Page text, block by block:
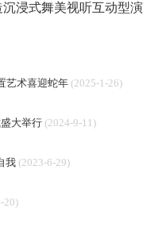
浸式舞美视听互动型演
艺术喜迎蛇年 (2025-1-26)
大举行 (2024-9-11)
我 (2023-6-29)
20)